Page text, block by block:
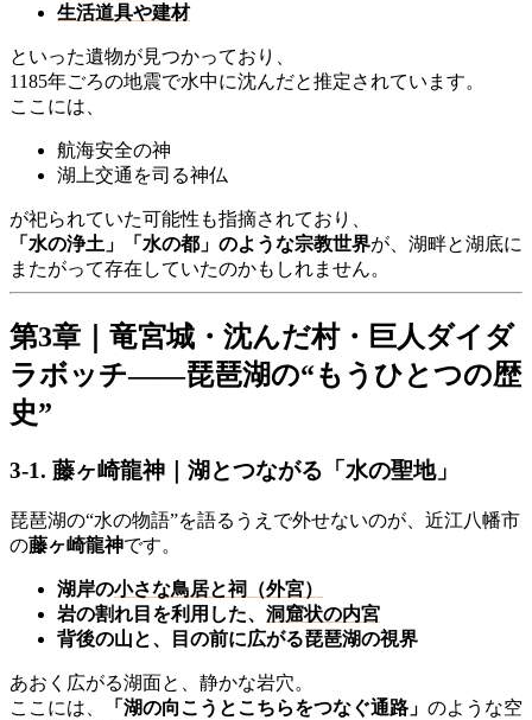
生活道具や建材
といった遺物が見つかっており、
1185年ごろの地震で水中に沈んだと推定されています。
ここには、
航海安全の神
湖上交通を司る神仏
が祀られていた可能性も指摘されており、
「水の浄土」「水の都」のような宗教世界が、湖畔と湖底に
またがって存在していたのかもしれません。
第3章｜竜宮城・沈んだ村・巨人ダイダ
ラボッチ——琵琶湖の“もうひとつの歴
史”
3-1. 藤ヶ崎龍神｜湖とつながる「水の聖地」
琵琶湖の“水の物語”を語るうえで外せないのが、近江八幡市
の藤ヶ崎龍神です。
湖岸の小さな鳥居と祠（外宮）
岩の割れ目を利用した、 洞窟状の内宮
背後の山と、目の前に広がる琵琶湖の視界
あおく広がる湖面と、静かな岩穴。
ここには、
「湖の向こうとこちらをつなぐ通路」 のような空